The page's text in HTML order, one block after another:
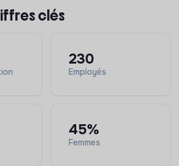
y actitud proactiva ante los
gestión del tiempo para manejar y
clés
230
Employés
45%
Femmes